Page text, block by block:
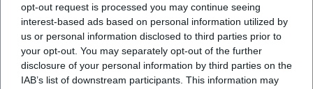
opt-out request is processed you may continue seeing
interest-based ads based on personal information utilized by
us or personal information disclosed to third parties prior to
your opt-out. You may separately opt-out of the further
disclosure of your personal information by third parties on the
IAB’s list of downstream participants. This information may
Wo findet die Aufführung statt?
Was kann man von der Aufführung erwarten?